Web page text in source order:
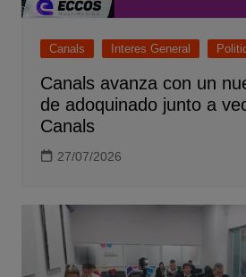
Canals Interes General
Canals avanza con un
de adoquinado junto a
Canals
27/07/2026